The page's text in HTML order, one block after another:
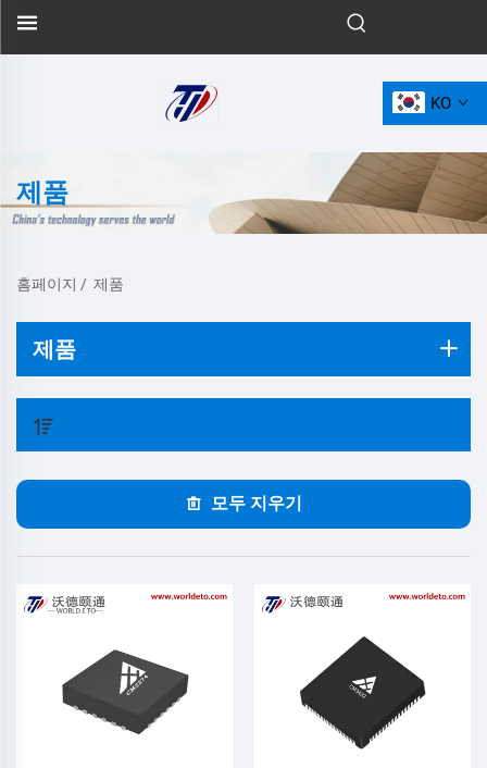
KO
제품
홈페이지 / 제품
제품
모두 지우기